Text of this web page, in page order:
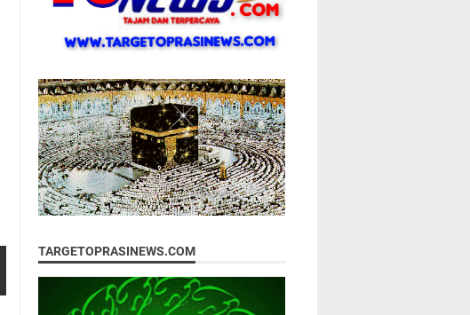
TARGETOPRASINEWS.COM